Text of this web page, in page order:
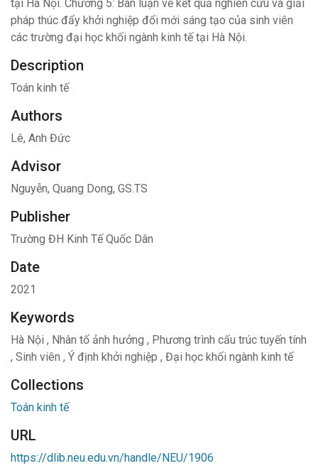
tại Hà Nội. Chương 5: Bàn luận về kết quả nghiên cứu và giải
pháp thúc đẩy khởi nghiệp đổi mới sáng tạo của sinh viên
các trường đại học khối ngành kinh tế tại Hà Nội.
Description
Toán kinh tế
Authors
Lê, Anh Đức
Advisor
Nguyễn, Quang Dong, GS.TS
Publisher
Trường ĐH Kinh Tế Quốc Dân
Date
2021
Keywords
Hà Nội , Nhân tố ảnh hưởng , Phương trình cấu trúc tuyến tính
, Sinh viên , Ý định khởi nghiệp , Đại học khối ngành kinh tế
Collections
Toán kinh tế
URL
https://dlib.neu.edu.vn/handle/NEU/1906